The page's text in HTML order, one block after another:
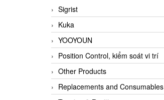
Sigrist
Kuka
YOOYOUN
Position Control, kiểm soát vi trí
Other Products
Replacements and Consumables